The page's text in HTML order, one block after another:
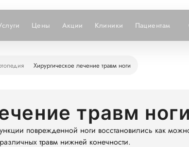
Цены Акции Клиники Пациентам
Хирургическое лечение травм ноги
травм
поврежденной ноги восстановились как
травм нижней конечности.